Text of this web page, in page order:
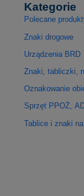
Kategorie
Polecane
Znaki drogowe
Urządzenia BRD
Znaki, tabliczki,
Oznakowanie
Sprzęt PPOŻ,
Tablice i znaki